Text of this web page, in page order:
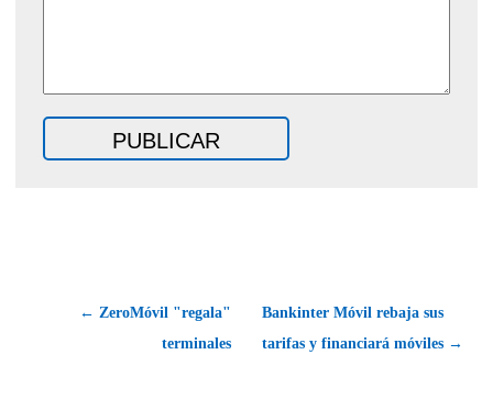
← ZeroMóvil "regala"
terminales
Bankinter Móvil rebaja sus
tarifas y financiará móviles →